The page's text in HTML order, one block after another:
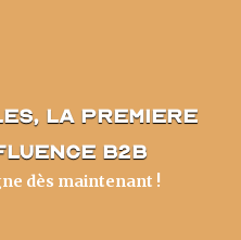
la premiere
B2B
dès maintenant !